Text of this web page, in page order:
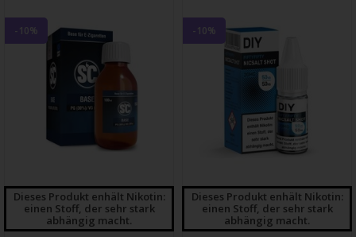
-10%
Dieses Produkt enhält Nikotin:
einen Stoff, der sehr stark
abhängig macht.
-10%
Dieses Produkt enhält Nikotin:
einen Stoff, der sehr stark
abhängig macht.